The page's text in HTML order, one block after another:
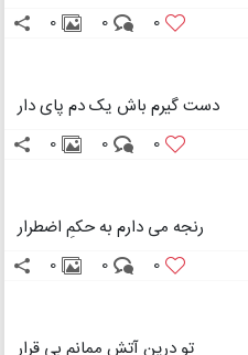
0
0
0
دست گیرم باش یک دم پای دار
0
0
0
رنجه می دارم به حکمِ اضطرار
0
0
0
تو درین آتش ممانم بی قرار